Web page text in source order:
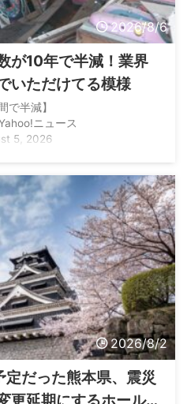
2026/8/6
が10年で半減！業界
いただけてる模様
で半減】
ニュース
5, 2026
2026/8/2
だった熊本県、震災